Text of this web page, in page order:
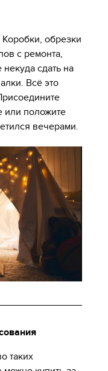
обрезки
с ремонта,
сдать на
Всё это
или положите
вечерами.
таких